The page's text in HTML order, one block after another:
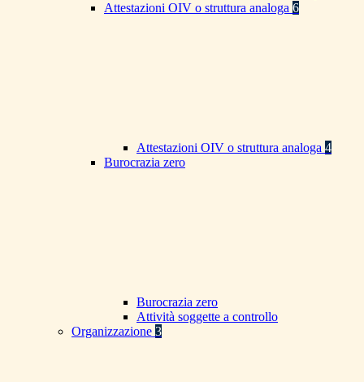
Attestazioni OIV o struttura analoga 6
Attestazioni OIV o struttura analoga 4
Burocrazia zero
Burocrazia zero
Attività soggette a controllo
Organizzazione 3